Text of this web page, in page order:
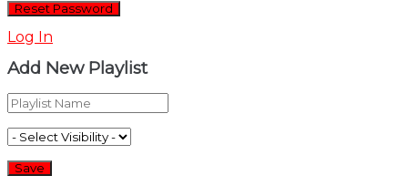
Log In
Add New Playlist